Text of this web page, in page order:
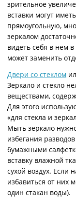
зрительное
вставки могут
прямоугольную,
зеркалом
видеть себя в нем
может заменить
Двери со стеклом
Зеркало и стекло
веществами,
Для этого
«для стекла и
Мыть зеркало
избегания
бумажными
вставку влажной
сухой воздух. Если
избавиться от них
один стакан воды).